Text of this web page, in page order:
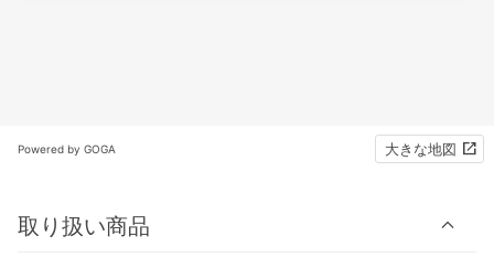
Powered by GOGA 大きな地図
取り扱い商品